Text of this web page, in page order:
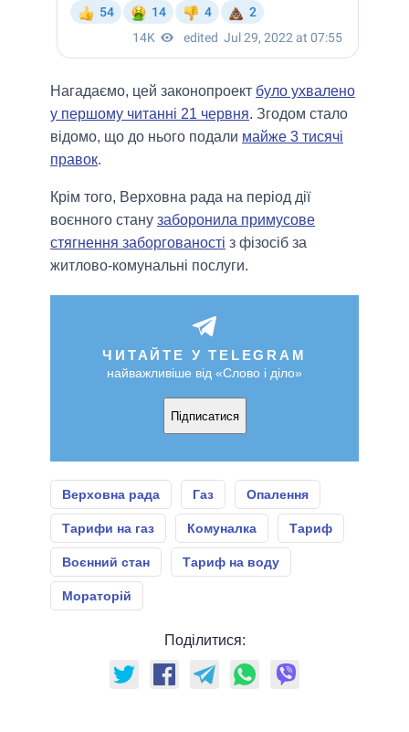
Нагадаємо, цей законопроект було ухвалено
у першому читанні 21 червня. Згодом стало
відомо, що до нього подали майже 3 тисячі
правок.
Крім того, Верховна рада на період дії
воєнного стану заборонила примусове
стягнення заборгованості з фізосіб за
житлово-комунальні послуги.
ЧИТАЙТЕ У TELEGRAM
найважливіше від «Слово і діло»
Підписатися
Верховна рада Газ Опалення
Тарифи на газ Комуналка Тариф
Воєнний стан Тариф на воду
Мораторій
Поділитися: